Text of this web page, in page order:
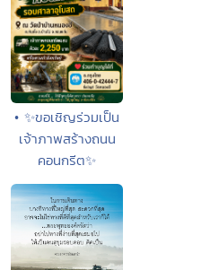
• ✨ขอเชิญร่วมเป็น
เจ้าภาพสร้างถนน
คอนกรีต✨